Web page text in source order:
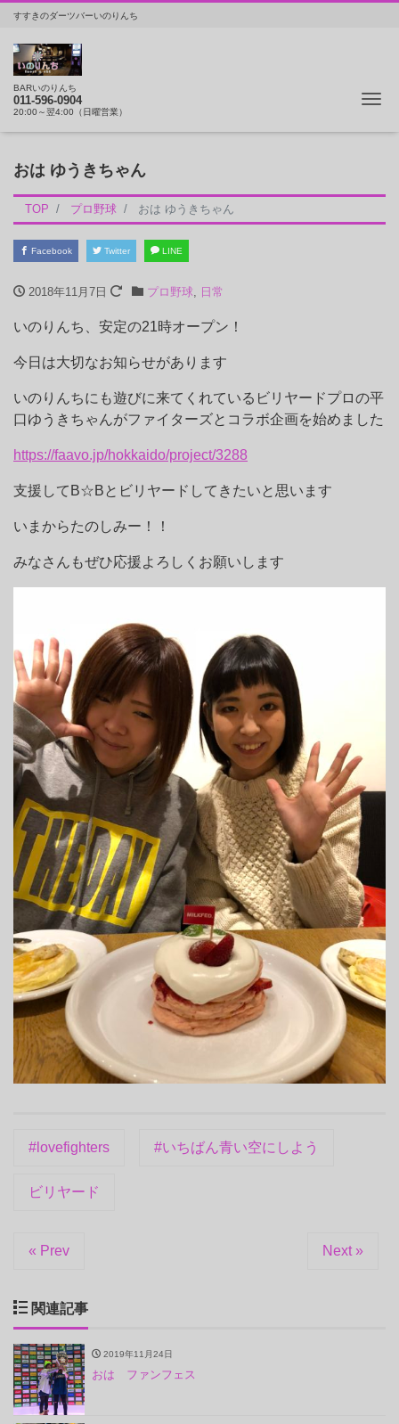
すすきのダーツバーいのりんち
BARいのりんち
011-596-0904
20:00～翌4:00（日曜営業）
ナ
おは ゆうきちゃん
TOP プロ野球 おは ゆうきちゃん
Facebook Twitter LINE
2018年11月7日 プロ野球, 日常
いのりんち、安定の21時オープン！
今日は大切なお知らせがあります
いのりんちにも遊びに来てくれているビリヤードプロの平
口ゆうきちゃんがファイターズとコラボ企画を始めました
https://faavo.jp/hokkaido/project/3288
支援してB☆Bとビリヤードしてきたいと思います
いまからたのしみー！！
みなさんもぜひ応援よろしくお願いします
#lovefighters #いちばん青い空にしよう
ビリヤード
« Prev Next »
関連記事
2019年11月24日
おは ファンフェス